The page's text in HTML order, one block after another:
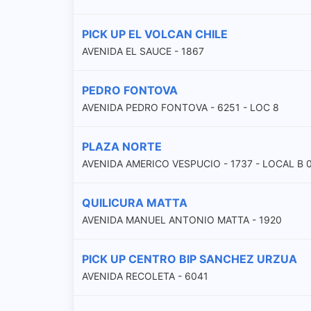
PICK UP EL VOLCAN CHILE
AVENIDA EL SAUCE - 1867
PEDRO FONTOVA
AVENIDA PEDRO FONTOVA - 6251 - LOC 8
PLAZA NORTE
AVENIDA AMERICO VESPUCIO - 1737 - LOCAL B
QUILICURA MATTA
AVENIDA MANUEL ANTONIO MATTA - 1920
PICK UP CENTRO BIP SANCHEZ URZUA
AVENIDA RECOLETA - 6041